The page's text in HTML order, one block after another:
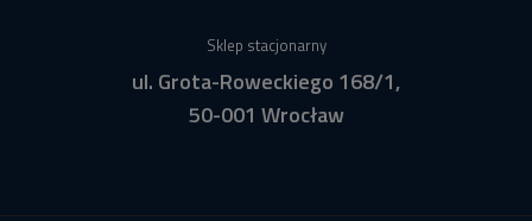
Sklep stacjonarny
ul. Grota-Roweckiego 168/1,
50-001 Wrocław